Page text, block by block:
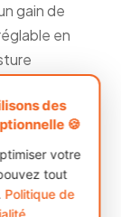
gain de
en
définitif
de
est un
pour durer
des
🍪
votre
tout
Politique de